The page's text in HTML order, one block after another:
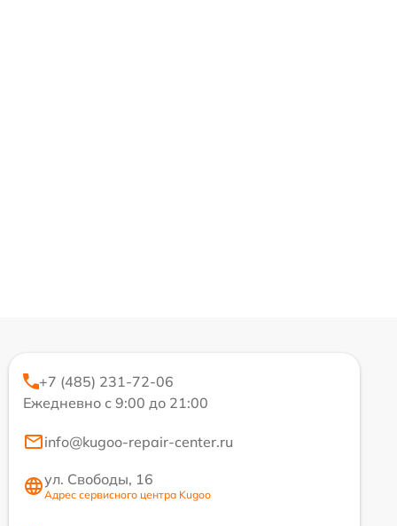
+7 (485) 231-72-06
Ежедневно с 9:00 до 21:00
info@kugoo-repair-center.ru
ул. Свободы, 16
Адрес сервисного центра Kugoo